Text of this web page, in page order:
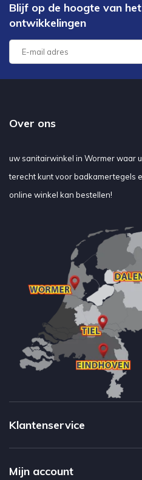
Blijf op de hoogte van
ontwikkelingen
Over ons
uw sanitairwinkel in Wormer waar
terecht kunt voor badkamertegels
online winkel kan bestellen!
Klantenservice
Mijn account